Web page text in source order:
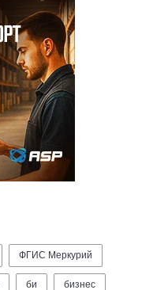
ФГИС Меркурий
би бизнес